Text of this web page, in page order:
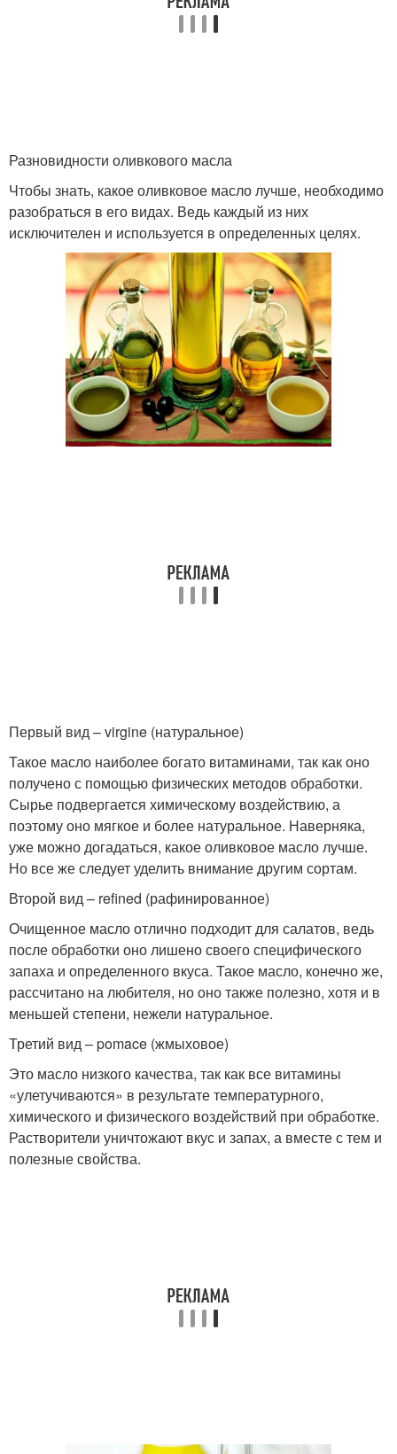
Разновидности оливкового масла
Чтобы знать, какое оливковое масло лучше, необходимо
разобраться в его видах. Ведь каждый из них
исключителен и используется в определенных целях.
Первый вид – virgine (натуральное)
Такое масло наиболее богато витаминами, так как оно
получено с помощью физических методов обработки.
Сырье подвергается химическому воздействию, а
поэтому оно мягкое и более натуральное. Наверняка,
уже можно догадаться, какое оливковое масло лучше.
Но все же следует уделить внимание другим сортам.
Второй вид – refined (рафинированное)
Очищенное масло отлично подходит для салатов, ведь
после обработки оно лишено своего специфического
запаха и определенного вкуса. Такое масло, конечно же,
рассчитано на любителя, но оно также полезно, хотя и в
меньшей степени, нежели натуральное.
Третий вид – pomace (жмыховое)
Это масло низкого качества, так как все витамины
«улетучиваются» в результате температурного,
химического и физического воздействий при обработке.
Растворители уничтожают вкус и запах, а вместе с тем и
полезные свойства.